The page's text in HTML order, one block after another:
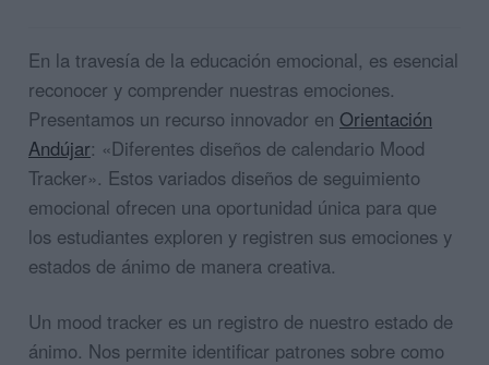
En la travesía de la educación emocional, es esencial
reconocer y comprender nuestras emociones.
Presentamos un recurso innovador en Orientación
Andújar: «Diferentes diseños de calendario Mood
Tracker». Estos variados diseños de seguimiento
emocional ofrecen una oportunidad única para que
los estudiantes exploren y registren sus emociones y
estados de ánimo de manera creativa.
Un mood tracker es un registro de nuestro estado de
ánimo. Nos permite identificar patrones sobre como